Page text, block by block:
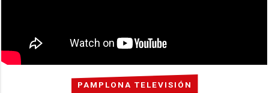
PAMPLONA TELEVISIÓN